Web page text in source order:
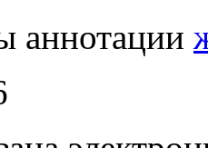
аннотации